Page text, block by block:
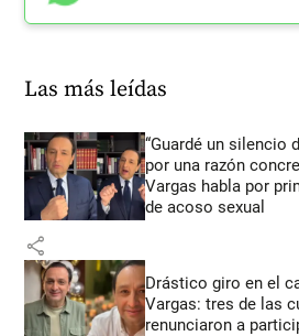
Las más leídas
“Guardé un silencio
por una razón
Vargas habla por
de acoso sexual
share
Drástico giro en el
Vargas: tres de las
renunciaron a